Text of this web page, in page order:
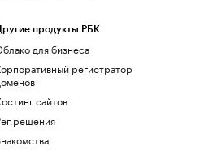
продукты РБК
для бизнеса
регистратор
сайтов